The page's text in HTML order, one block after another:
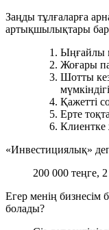
Заңды тұлғаларға
артықшылықтары
Ыңғайлы
Жоғары
Шотты
мүмкіндігі
Қажетті
Ерте
Клиентке
«Инвестициялық»
200 000 теңге,
Егер менің бизнесім
болады?